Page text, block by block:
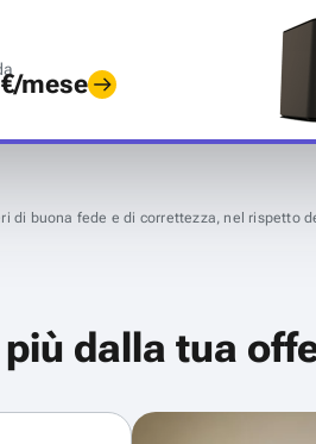
mese
di buona fede e di correttezza, nel rispetto
dalla tua